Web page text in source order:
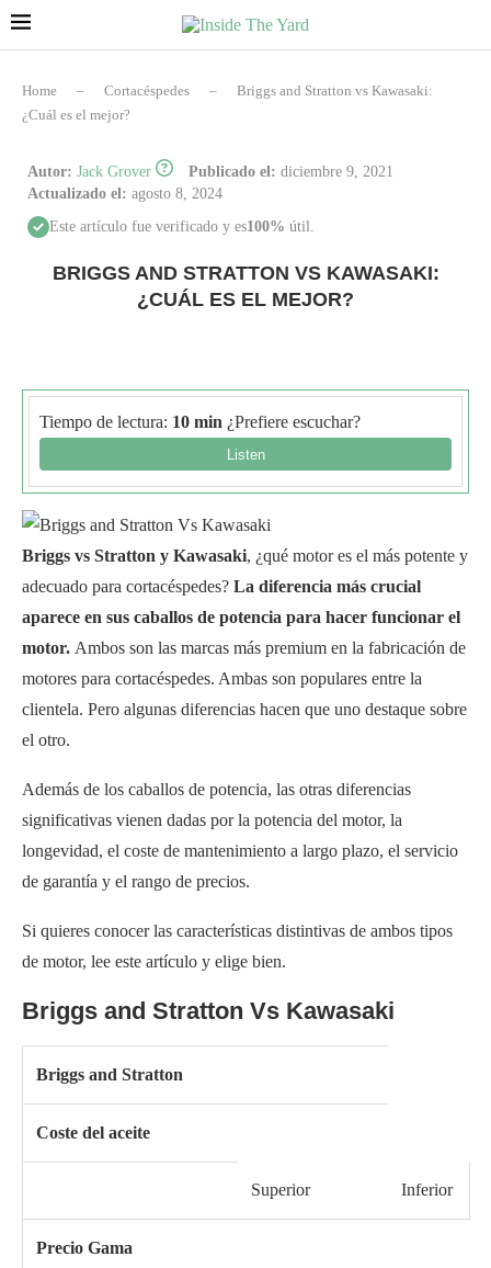
Home – Cortacéspedes –
Briggs and Stratton vs Kawasaki:
¿Cuál es el mejor?
Autor: Jack Grover Publicado el: diciembre 9, 2021
Actualizado el: agosto 8, 2024
Este artículo fue verificado y es100% útil.
BRIGGS AND STRATTON VS KAWASAKI:
¿CUÁL ES EL MEJOR?
Tiempo de lectura: 10 min ¿Prefiere escuchar?
Briggs vs Stratton y Kawasaki, ¿qué motor es el más potente y
adecuado para cortacéspedes? La diferencia más crucial
aparece en sus caballos de potencia para hacer funcionar el
motor. Ambos son las marcas más premium en la fabricación de
motores para cortacéspedes. Ambas son populares entre la
clientela. Pero algunas diferencias hacen que uno destaque sobre
el otro.
Además de los caballos de potencia, las otras diferencias
significativas vienen dadas por la potencia del motor, la
longevidad, el coste de mantenimiento a largo plazo, el servicio
de garantía y el rango de precios.
Si quieres conocer las características distintivas de ambos tipos
de motor, lee este artículo y elige bien.
Briggs and Stratton Vs Kawasaki
Briggs and Stratton
Coste del aceite
Superior Inferior
Precio Gama